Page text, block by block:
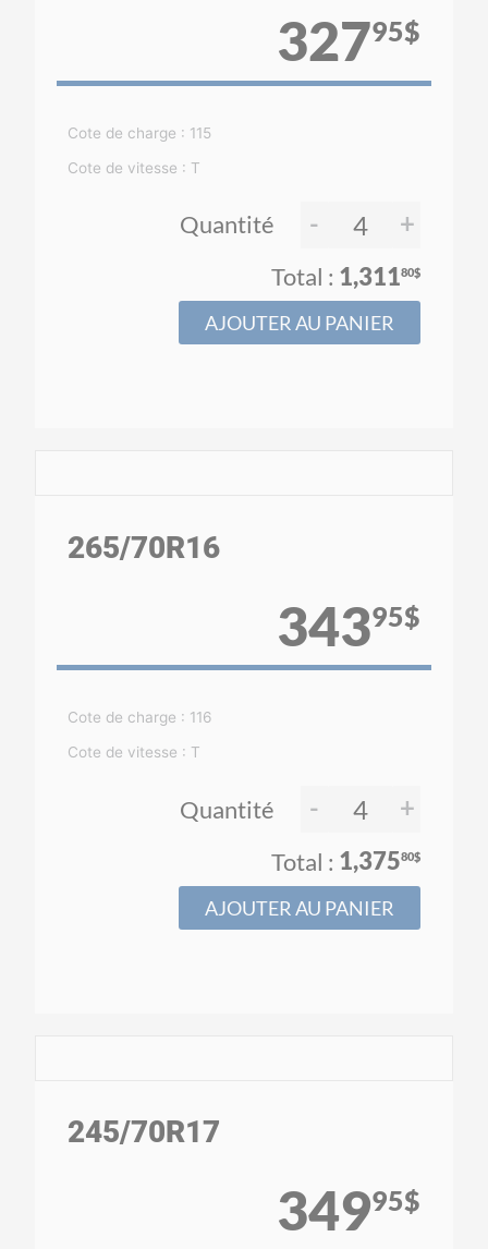
32795$
Cote de charge : 115
Cote de vitesse : T
Quantité - +
1,31180$
AJOUTER AU PANIER
265/70R16
34395$
Cote de charge : 116
Cote de vitesse : T
Quantité - +
1,37580$
AJOUTER AU PANIER
245/70R17
34995$